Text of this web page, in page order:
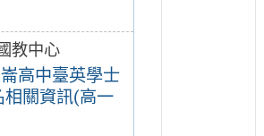
教中心
高中臺英學士
關資訊(高一